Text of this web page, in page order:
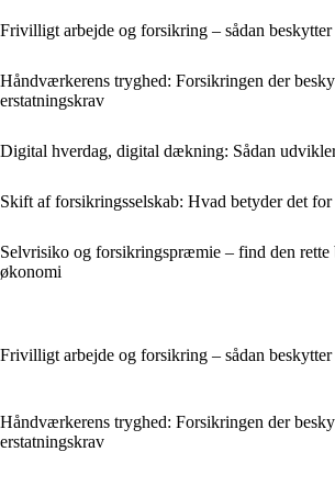
Frivilligt arbejde og forsikring – sådan
Håndværkerens tryghed: Forsikringen der
erstatningskrav
Digital hverdag, digital dækning: Sådan
Skift af forsikringsselskab: Hvad betyder det
Selvrisiko og forsikringspræmie – find den rette
økonomi
Frivilligt arbejde og forsikring – sådan
Håndværkerens tryghed: Forsikringen der
erstatningskrav